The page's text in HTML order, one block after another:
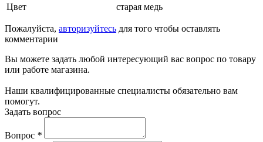
Цвет
старая медь
Пожалуйста, авторизуйтесь для того чтобы оставлять
комментарии
Вы можете задать любой интересующий вас вопрос по товару
или работе магазина.
Наши квалифицированные специалисты обязательно вам
помогут.
Задать вопрос
Вопрос *